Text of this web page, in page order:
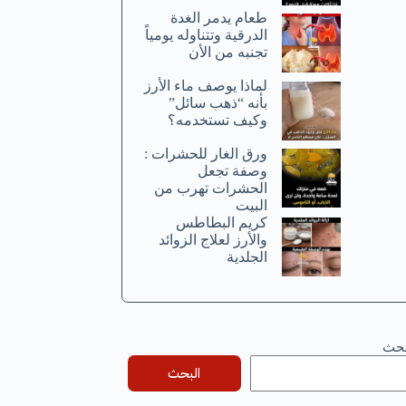
طعام يدمر الغدة
الدرقية وتتناوله يومياً
تجنبه من الأن
لماذا يوصف ماء الأرز
بأنه “ذهب سائل”
وكيف تستخدمه؟
ورق الغار للحشرات :
وصفة تجعل
الحشرات تهرب من
البيت
كريم البطاطس
والأرز لعلاج الزوائد
الجلدية
البحث